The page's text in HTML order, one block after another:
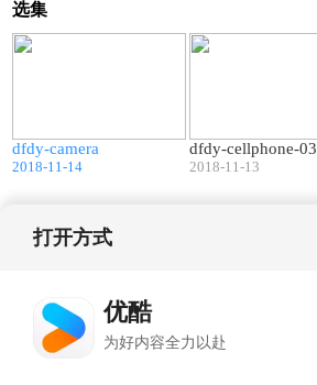
选集
dfdy-camera
2018-11-14
dfdy-cellphone-03
2018-11-13
打开方式
优酷
为好内容全力以赴